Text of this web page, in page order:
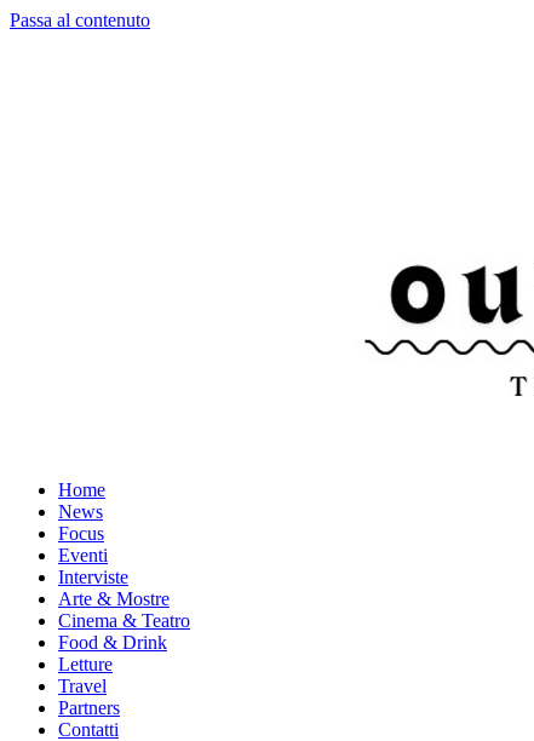
Passa al contenuto
Home
News
Focus
Eventi
Interviste
Arte & Mostre
Cinema & Teatro
Food & Drink
Letture
Travel
Partners
Contatti